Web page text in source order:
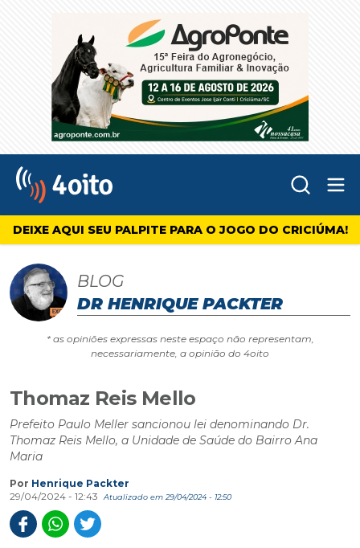
4oito
DEIXE AQUI SEU PALPITE PARA O JOGO DO CRICIÚMA!
BLOG
DR HENRIQUE PACKTER
* as opiniões expressas neste espaço não representam,
necessariamente, a opinião do 4oito
Thomaz Reis Mello
Prefeito Paulo Meller sancionou lei denominando Dr.
Thomaz Reis Mello, a Unidade de Saúde do Bairro Ana
Maria
Por Henrique Packter
29/04/2024 - 12:43
Atualizado em 29/04/2024 - 12:50